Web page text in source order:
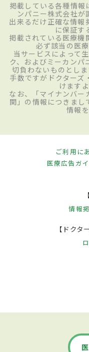
掲載している各種情報
ンパニー株式会社が
出来るだけ正確な情報
に保証す
掲載されている医療機
必ず該当の医
当サービスによって
ク、およびミーカンパ
切負わないものとし
手数ですがドクターズ
けます
なお、「マイナンバー
関」の情報につきまし
情報
ご利用に
医療広告ガ
情報
【ドクタ